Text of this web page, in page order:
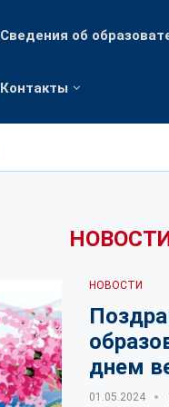
Сведения об
Контакты
НОВОСТИ
днем
01.05.2024